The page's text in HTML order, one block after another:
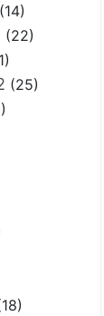
(14)
(22)
(25)